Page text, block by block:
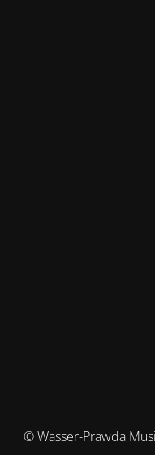
© Wasser-Prawda